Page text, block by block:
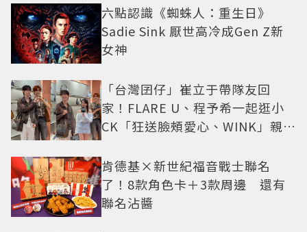
六點認識《蜘蛛人：重生日》
Sadie Sink 厭世高冷成Gen Z新
女神
「台灣囝仔」崔立于帶隊友回
家！FLARE U、程予希一起逛小
CK「狂送臉頰愛心、WINK」親曝
肯德基×新世紀福音戰士聯名
了！8款角色卡＋3款周邊 還有
聯名沾醬